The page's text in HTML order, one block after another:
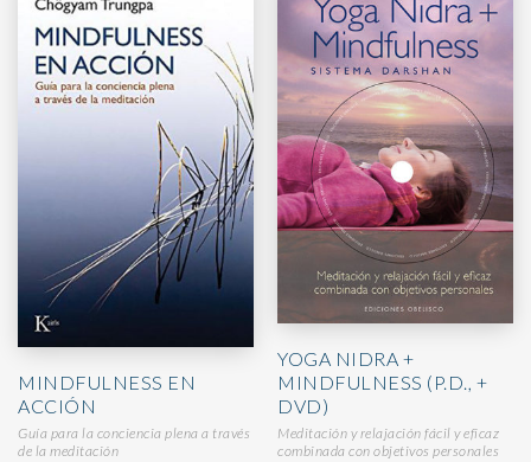
MINDFULNESS EN
ACCIÓN
Guía para la conciencia plena a través
de la meditación
YOGA NIDRA +
MINDFULNESS (P.D., +
DVD)
Meditación y relajación fácil y eficaz
combinada con objetivos personales